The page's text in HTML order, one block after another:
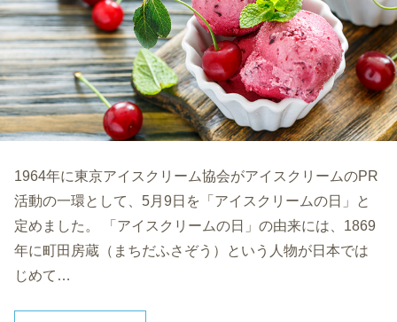
1964年に東京アイスクリーム協会がアイスクリームのPR
活動の一環として、5月9日を「アイスクリームの日」と
定めました。 「アイスクリームの日」の由来には、1869
年に町田房蔵（まちだふさぞう）という人物が日本では
じめて…